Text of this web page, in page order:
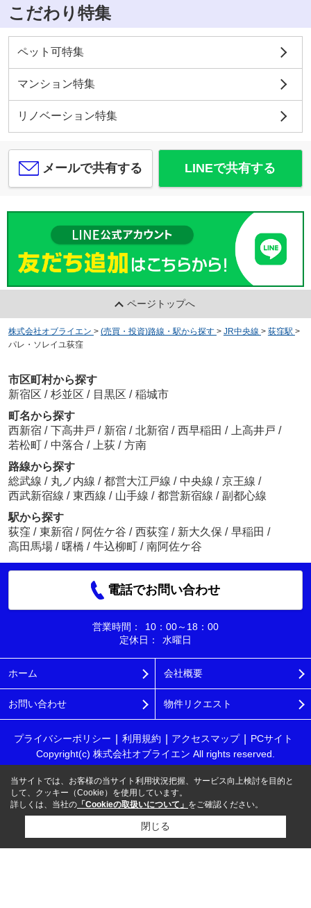
こだわり特集
ペット可特集
マンション特集
リノベーション特集
メールで共有する LINEで共有する
ページトップへ
株式会社オブライエン > (売買・投資)路線・駅から探す > JR中央線 > 荻窪駅 >
パレ・ソレイユ荻窪
市区町村から探す
新宿区 / 杉並区 / 目黒区 / 稲城市
町名から探す
西新宿 / 下高井戸 / 新宿 / 北新宿 / 西早稲田 / 上高井戸 /
若松町 / 中落合 / 上荻 / 方南
路線から探す
総武線 / 丸ノ内線 / 都営大江戸線 / 中央線 / 京王線 /
西武新宿線 / 東西線 / 山手線 / 都営新宿線 / 副都心線
駅から探す
荻窪 / 東新宿 / 阿佐ケ谷 / 西荻窪 / 新大久保 / 早稲田 /
高田馬場 / 曙橋 / 牛込柳町 / 南阿佐ケ谷
電話でお問い合わせ
営業時間：
10：00～18：00
定休日：
水曜日
ホーム 会社概要
お問い合わせ 物件リクエスト
プライバシーポリシー 利用規約 アクセスマップ
PCサイト
Copyright(c) 株式会社オブライエン All rights reserved.
当サイトでは、お客様の当サイト利用状況把握、サービス向上検討を目的と
して、クッキー（Cookie）を使用しています。
詳しくは、当社の 「Cookieの取扱いについて」 をご確認ください。
閉じる